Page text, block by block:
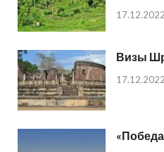
17.12.2022
Визы
17.12.2022